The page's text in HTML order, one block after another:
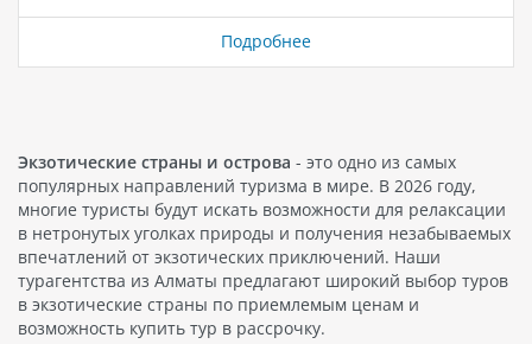
Подробнее
Экзотические страны и острова - это одно из самых
популярных направлений туризма в мире. В 2026 году,
многие туристы будут искать возможности для релаксации
в нетронутых уголках природы и получения незабываемых
впечатлений от экзотических приключений. Наши
турагентства из Алматы предлагают широкий выбор туров
в экзотические страны по приемлемым ценам и
возможность купить тур в рассрочку.